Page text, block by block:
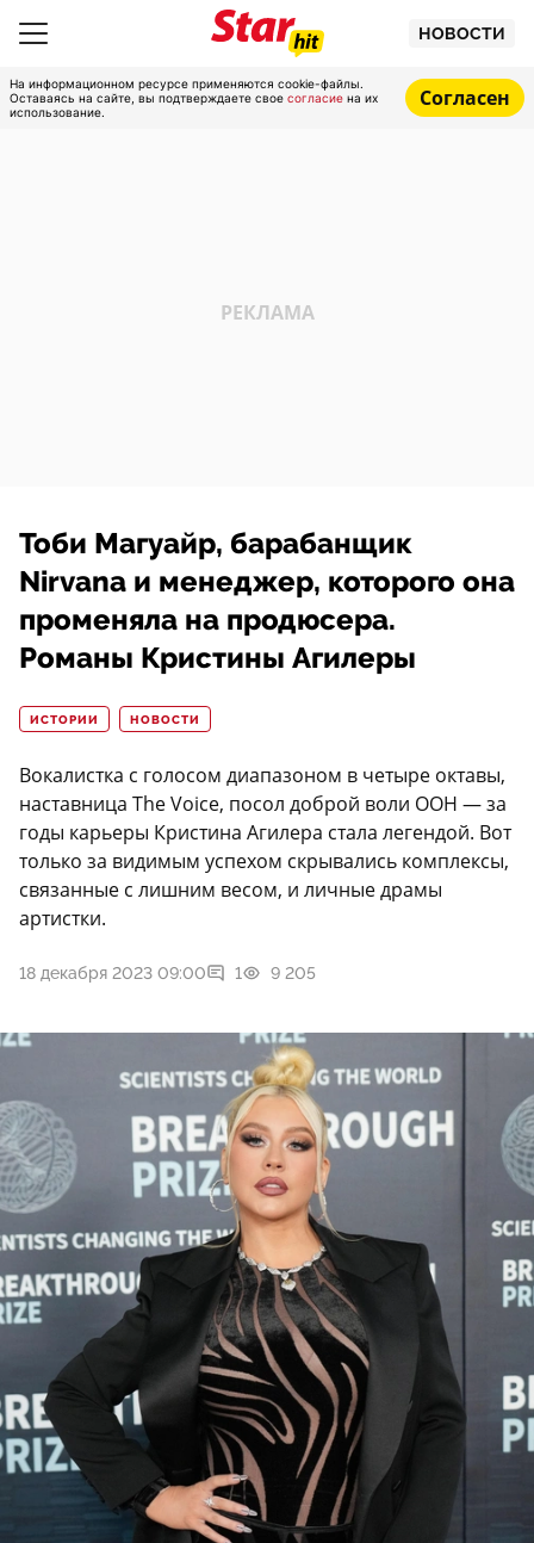
НОВОСТИ
На информационном ресурсе применяются cookie-файлы.
Оставаясь на сайте, вы подтверждаете свое согласие на их
использование.
Согласен
Тоби Магуайр, барабанщик
Nirvana и менеджер, которого она
променяла на продюсера.
Романы Кристины Агилеры
ИСТОРИИ НОВОСТИ
Вокалистка с голосом диапазоном в четыре октавы,
наставница The Voice, посол доброй воли ООН — за
годы карьеры Кристина Агилера стала легендой. Вот
только за видимым успехом скрывались комплексы,
связанные с лишним весом, и личные драмы
артистки.
18 декабря 2023 09:00 1 9 205